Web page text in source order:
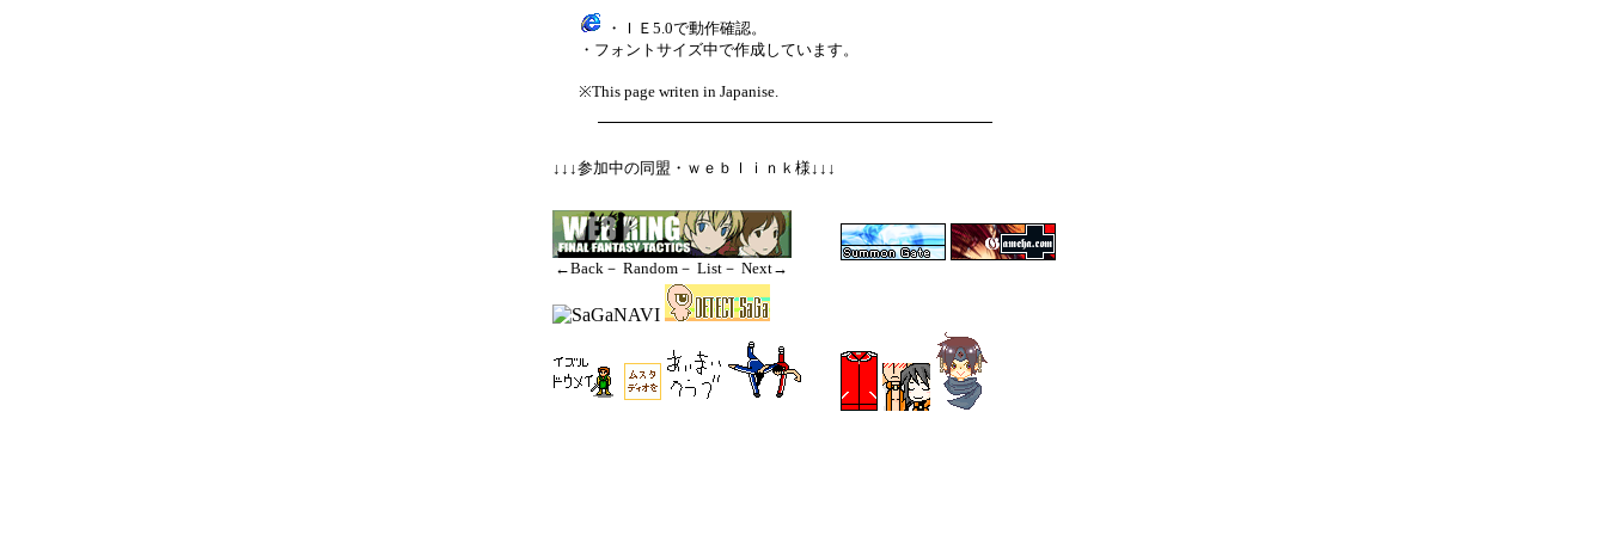
・ＩＥ5.0で動作確認。
・フォントサイズ中で作成しています。
※This page writen in Japanise.
↓↓↓参加中の同盟・ｗｅｂｌｉｎｋ様↓↓↓
←Back － Random － List － Next→